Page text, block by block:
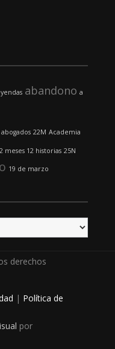
abandono a
abogados 22M Academia
meses 12 historias 25N
19 de marzo
derechos
| Política de
por